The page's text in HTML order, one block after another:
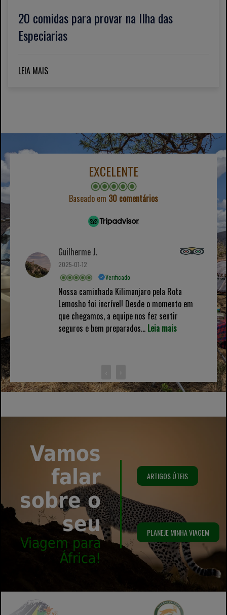
20 comidas para provar na Ilha das
Especiarias
LEIA MAIS
EXCELENTE
Baseado em 30 comentários
Guilherme J.
2025-01-12
Verificado
Nossa caminhada Kilimanjaro pela Rota
Lemosho foi incrível! Desde o momento em
que chegamos, a equipe nos fez sentir
seguros e bem preparados... Leia mais
Vamos
falar
sobre o
seu
Viagem para
África!
ARTIGOS ÚTEIS
PLANEJE MINHA VIAGEM